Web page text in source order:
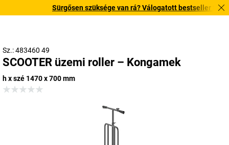
Sürgősen szüksége van rá? Válogatott bestseller
Sz.: 483460 49
SCOOTER üzemi roller – Kongamek
h x szé 1470 x 700 mm